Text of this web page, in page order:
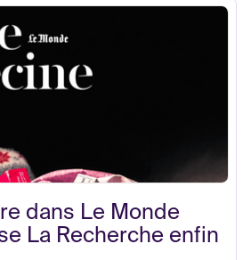
dans Le Monde
La Recherche enfin